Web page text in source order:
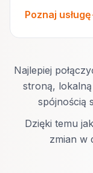
Poznaj usługę
Najlepiej
stroną,
spójnością
Dzięki temu
zmian w